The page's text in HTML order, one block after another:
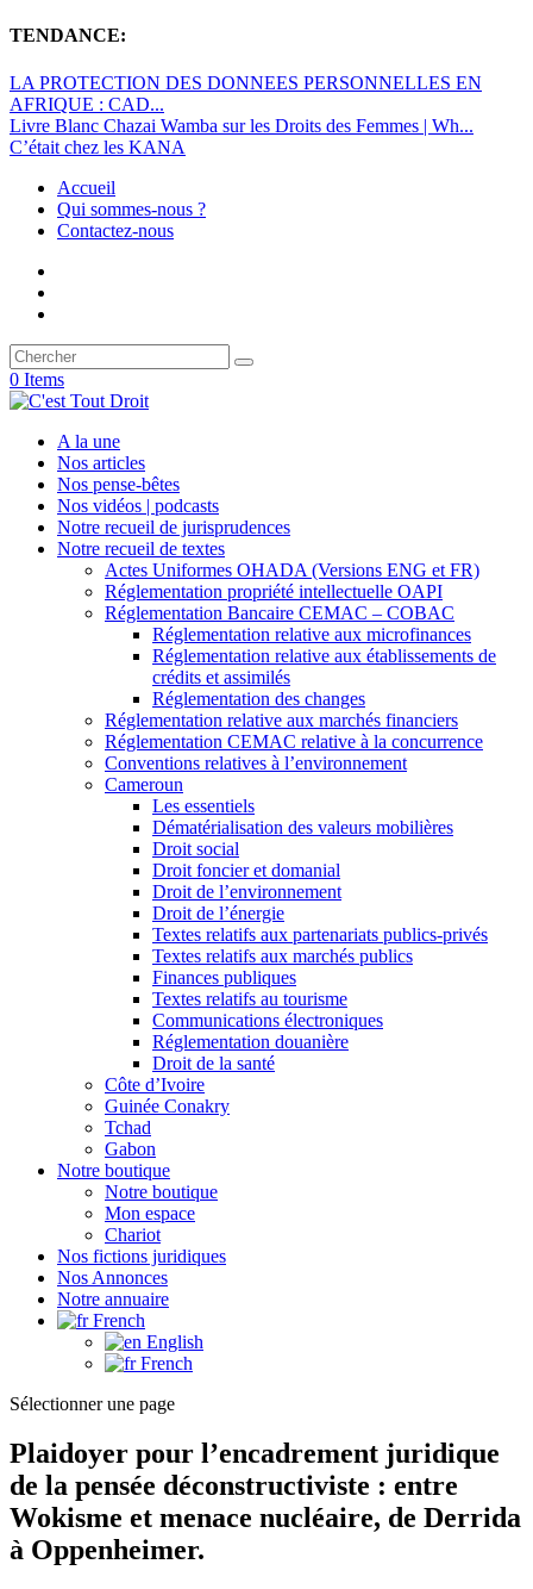
TENDANCE:
LA PROTECTION DES DONNEES PERSONNELLES EN
AFRIQUE : CAD...
Livre Blanc Chazai Wamba sur les Droits des Femmes | Wh...
C’était chez les KANA
Accueil
Qui sommes-nous ?
Contactez-nous
0 Items
A la une
Nos articles
Nos pense-bêtes
Nos vidéos | podcasts
Notre recueil de jurisprudences
Notre recueil de textes
Actes Uniformes OHADA (Versions ENG et FR)
Réglementation propriété intellectuelle OAPI
Réglementation Bancaire CEMAC – COBAC
Réglementation relative aux microfinances
Réglementation relative aux établissements de
crédits et assimilés
Réglementation des changes
Réglementation relative aux marchés financiers
Réglementation CEMAC relative à la concurrence
Conventions relatives à l’environnement
Cameroun
Les essentiels
Dématérialisation des valeurs mobilières
Droit social
Droit foncier et domanial
Droit de l’environnement
Droit de l’énergie
Textes relatifs aux partenariats publics-privés
Textes relatifs aux marchés publics
Finances publiques
Textes relatifs au tourisme
Communications électroniques
Réglementation douanière
Droit de la santé
Côte d’Ivoire
Guinée Conakry
Tchad
Gabon
Notre boutique
Notre boutique
Mon espace
Chariot
Nos fictions juridiques
Nos Annonces
Notre annuaire
French
English
French
Sélectionner une page
Plaidoyer pour l’encadrement juridique
de la pensée déconstructiviste : entre
Wokisme et menace nucléaire, de Derrida
à Oppenheimer.